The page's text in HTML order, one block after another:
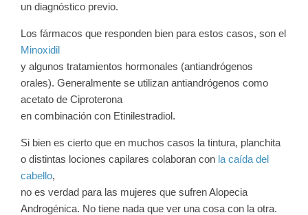
un diagnóstico previo.
Los fármacos que responden bien para estos casos, son el
Minoxidil
y algunos tratamientos hormonales (antiandrógenos
orales). Generalmente se utilizan antiandrógenos como
acetato de Ciproterona
en combinación con Etinilestradiol.
Si bien es cierto que en muchos casos la tintura, planchita
o distintas lociones capilares colaboran con la caída del
cabello,
no es verdad para las mujeres que sufren Alopecia
Androgénica. No tiene nada que ver una cosa con la otra.